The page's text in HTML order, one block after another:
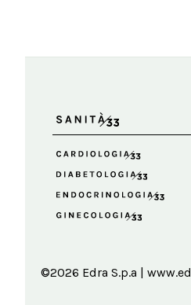
©2026 Edra S.p.a |